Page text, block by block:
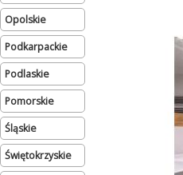
opolskie
podkarpackie
podlaskie
pomorskie
śląskie
świętokrzyskie